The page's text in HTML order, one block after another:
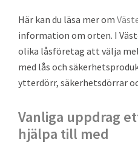
Här kan du läsa mer om
information om orten. I
olika låsföretag att välja
med lås och
ytterdörr, säkerhetsdörrar
Vanliga uppdrag
hjälpa till med